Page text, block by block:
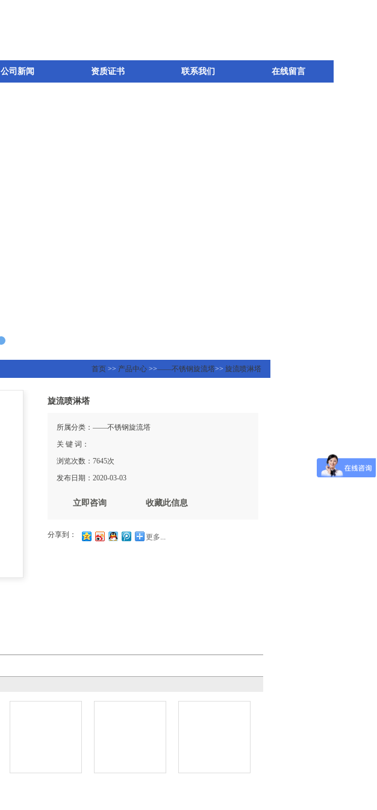
公司新闻 资质证书 联系我们 在线留言
首页 >> 产品中心 >>——不锈钢旋流塔>> 旋流喷淋塔
旋流喷淋塔
所属分类：——不锈钢旋流塔
关 键 词：
浏览次数：7645次
发布日期：2020-03-03
立即咨询 收藏此信息
分享到： 更多...